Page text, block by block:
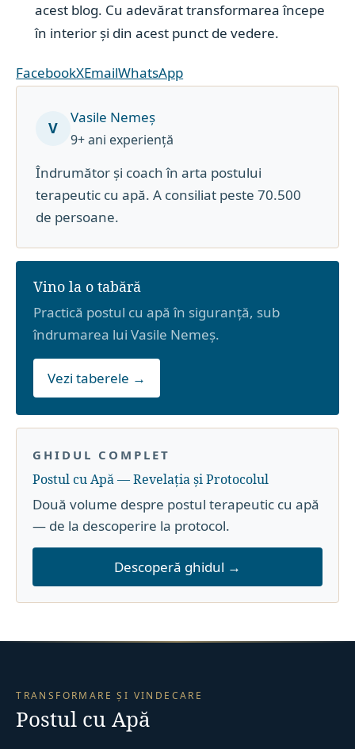
acest blog. Cu adevărat transformarea începe
în interior și din acest punct de vedere.
FacebookXEmailWhatsApp
V
Vasile Nemeș
9+ ani experiență
Îndrumător și coach în arta postului
terapeutic cu apă. A consiliat peste 70.500
de persoane.
Vino la o tabără
Practică postul cu apă în siguranță, sub
îndrumarea lui Vasile Nemeș.
Vezi taberele →
GHIDUL COMPLET
Postul cu Apă — Revelația și Protocolul
Două volume despre postul terapeutic cu apă
— de la descoperire la protocol.
Descoperă ghidul →
TRANSFORMARE ȘI VINDECARE
Postul cu Apă